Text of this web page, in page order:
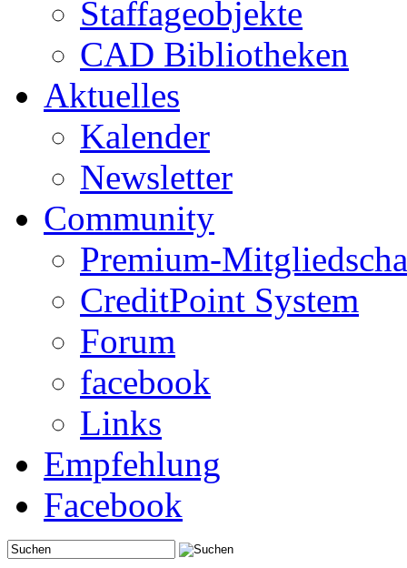
Staffageobjekte
CAD Bibliotheken
Aktuelles
Kalender
Newsletter
Community
Premium-
CreditPoint System
Forum
facebook
Links
Empfehlung
Facebook